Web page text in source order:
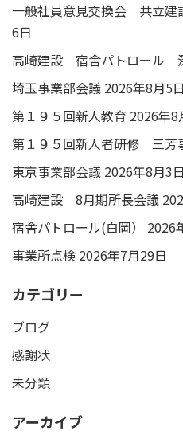
一般社員意見交換会 共立
6日
高崎建設 宿舎パトロール
埼玉事業部会議 2026年8月5日
第１９５回新人教育 2026年8
第１９５回新人者研修 三芳
東京事業部会議 2026年8月3日
高崎建設 8月期所長会議
宿舎パトロール(白岡）
2026
事業所点検 2026年7月29日
カテゴリー
ブログ
感謝状
未分類
アーカイブ